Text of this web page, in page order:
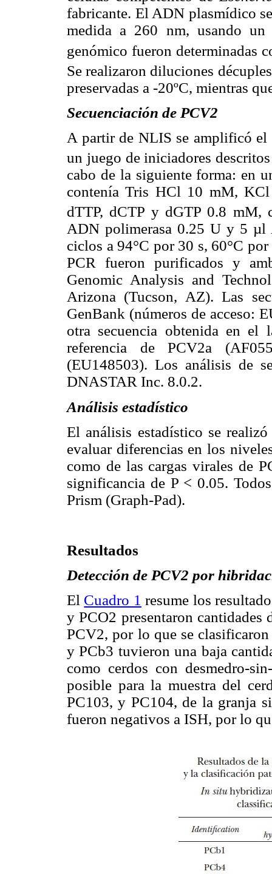
fabricante. El ADN plasmídico
medida a 260 nm, usando un
genómico fueron determinadas
Se realizaron diluciones
preservadas a -20ºC, mientras
Secuenciación de PCV2
A partir de NLIS se amplificó el
un juego de iniciadores
cabo de la siguiente forma: en
contenía Tris HCl 10 mM,
dTTP, dCTP y dGTP 0.8
ADN polimerasa 0.25 U y 5 µl
ciclos a 94°C por 30 s, 60°C
PCR fueron purificados y
Genomic Analysis and
Arizona (Tucson, AZ). Las
GenBank (números de acceso:
otra secuencia obtenida en
referencia de PCV2a
(EU148503). Los análisis de
DNASTAR Inc. 8.0.2.
Análisis estadístico
El análisis estadístico se
evaluar diferencias en los
como de las cargas virales de
significancia de P < 0.05.
Prism (Graph-Pad).
Resultados
Detección de PCV2 por
El Cuadro 1 resume los
y PCO2 presentaron cantidades
PCV2, por lo que se
y PCb3 tuvieron una baja
como cerdos con desmedro-
posible para la muestra del
PC103, y PC104, de la granja
fueron negativos a ISH, por lo